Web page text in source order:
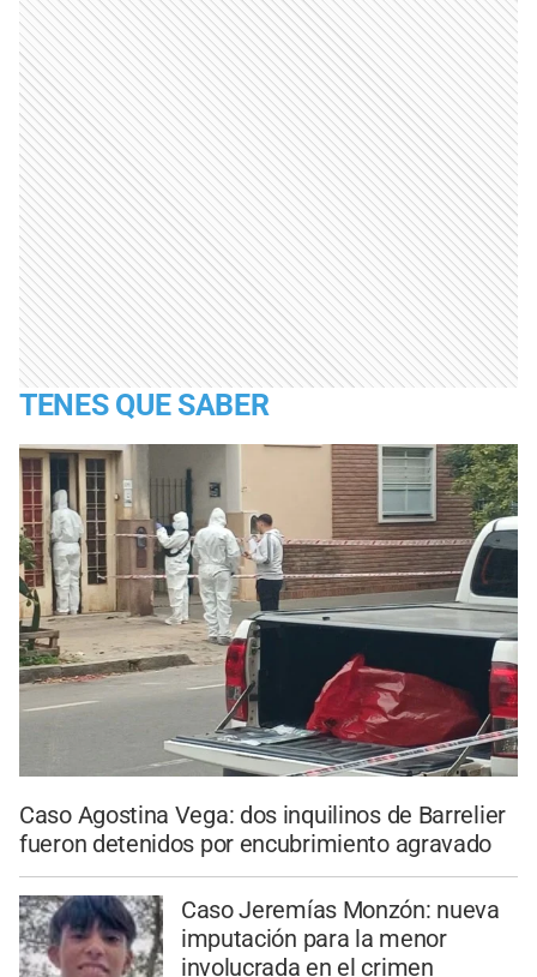
TENES QUE SABER
Caso Agostina Vega: dos inquilinos de Barrelier
fueron detenidos por encubrimiento agravado
Caso Jeremías Monzón: nueva
imputación para la menor
involucrada en el crimen